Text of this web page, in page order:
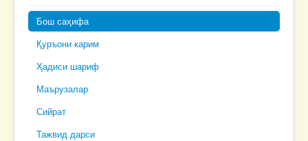
Бош саҳифа
Қуръони карим
Ҳадиси шариф
Маърузалар
Сийрат
Тажвид дарси